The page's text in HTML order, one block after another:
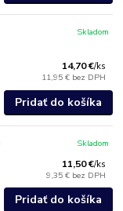
14,70 €/ks
11,95 € bez DPH
Skladom
Pridať do košíka
11,50 €/ks
9,35 € bez DPH
Skladom
Pridať do košíka